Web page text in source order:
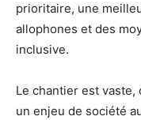
prioritaire, une
allophones et des
inclusive.
Le chantier est vaste,
un enjeu de société